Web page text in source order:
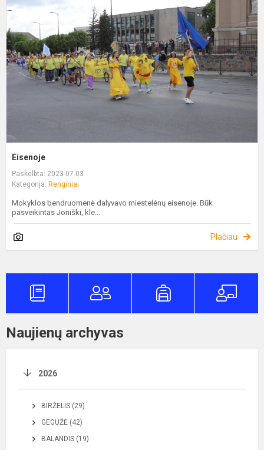
Eisenoje
Paskelbta: 2023-07-03
Kategorija: Renginiai
Mokyklos bendruomenė dalyvavo miestelėnų eisenoje. Būk
pasveikintas Joniški, kle...
Plačiau
Naujienų archyvas
2026
BIRŽELIS (29)
GEGUŽĖ (42)
BALANDIS (19)